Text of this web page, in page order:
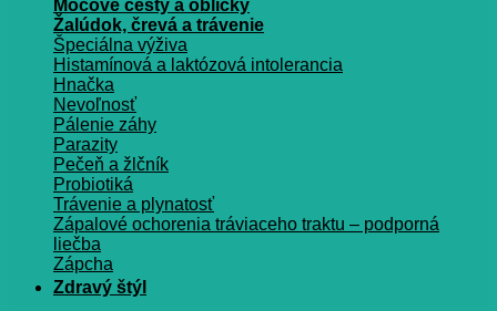
Močové cesty a obličky
Žalúdok, črevá a trávenie
Špeciálna výživa
Histamínová a laktózová intolerancia
Hnačka
Nevoľnosť
Pálenie záhy
Parazity
Pečeň a žlčník
Probiotiká
Trávenie a plynatosť
Zápalové ochorenia tráviaceho traktu – podporná
liečba
Zápcha
Zdravý štýl